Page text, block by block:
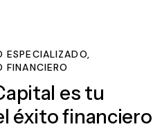
ESPECIALIZADO,
FINANCIERO
es tu
éxito financiero